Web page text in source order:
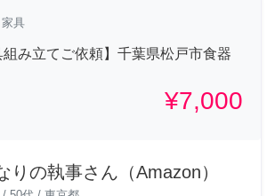
具
組み立てご依頼】千葉県松戸市食器
¥7,000
りの執事さん（Amazon）